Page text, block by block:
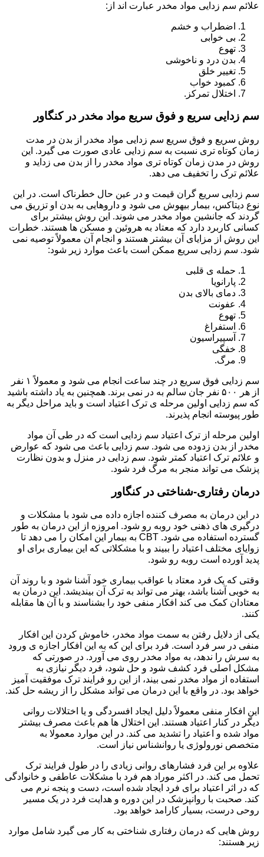
علائم سم زدایی مواد مخدر عبارت اند از:
اضطراب و خشم
بی خوابی
تهوع
بدن درد و ناخوشی
تغییر خلق
کمبود خواب
اختلال تمرکز.
سم زدایی سریع و فوق سریع مواد مخدر در کنگاور
روش سریع و فوق سریع سم زدایی مواد مخدر از بدن در مدت
زمان کوتاه تری نسبت به سم زدایی عادی صورت می گیرد. این
روش در مدن زمان کوتاه تری مواد مخدر را از بدن می زداید و
علائم ترک را تخفیف می دهد.
سم زدایی سریع گران قیمت و در عین حال خطرناک است. در این
نوع دیتاکس، بیمار بیهوش می شود و داروهایی به بدن او تزریق می
گردند که جانشین مواد مخدر می شوند. این روش بیشتر برای
کسانی کاربرد دارد که معتاد به هروئین و مسکن ها هستند. خطرات
این روش از مزایای آن بیشتر هستند و انجام آن معمولاً توصیه نمی
شود. سم زدایی سریع ممکن است باعث موارد زیر شود:
حمله ی قلبی
پارانویا
دمای بالای بدن
عفونت
تهوع
استفراغ
آسپیراسیون
خفگی
مرگ.
سم زدایی فوق سریع در چند ساعت انجام می شود و معمولاً ۱ نفر
از هر ۵۰۰ نفر جان سالم به در نمی برند. همچنین به یاد داشته باشید
که سم زدایی اولین مرحله ی ترک اعتیاد است و باید مراحل دیگر به
طور پیوسته انجام پذیرند.
اولین مرحله از ترک اعتیاد سم زدایی است که در طی آن مواد
مخدر از بدن زدوده می شود. سم زدایی باعث می شود که عوارض
و علائم ترک اعتیاد کمتر شود. سم زدایی در منزل و بدون نظارت
پزشک می تواند منجر به مرگ فرد شود.
درمان رفتاری-شناختی در کنگاور
در این درمان به مصرف کننده اجازه داده می شود با مشکلات و
درگیری های ذهنی خود روبه رو شود. امروزه از این درمان به طور
گسترده استفاده می شود. CBT به بیمار این امکان را می دهد تا
زوایای مختلف اعتیاد را ببیند و با مشکلاتی که این بیماری برای او
پدید آورده است روبه رو شود.
وقتی که یک فرد معتاد با عواقب بیماری خود آشنا شود و با روند آن
به خوبی آشنا باشد، بهتر می تواند به ترک آن بیندیشد. این درمان به
معتادان کمک می کند افکار منفی خود را بشناسند و با آن ها مقابله
کنند.
یکی از دلایل رفتن به سمت مواد مخدر، خاموش کردن این افکار
منفی در سر فرد است. فرد برای این که به این افکار اجازه ی ورود
به سرش را ندهد، به مواد مخدر روی می آورد. در صورتی که
مشکل اصلی فرد کشف شود و حل شود، فرد دیگر نیازی به
استفاده از مواد مخدر نمی بیند، از این رو فرایند ترک موفقیت آمیز
خواهد بود. در واقع با این درمان می تواند مشکل را از ریشه حل کند.
این افکار منفی معمولاً دلیل ایجاد افسردگی و یا اختلالات روانی
دیگر در کنار اعتیاد هستند. این اختلال ها هم باعث مصرف بیشتر
مواد شده و اعتیاد را تشدید می کند. در این موارد معمولا به
متخصص نورولوژی یا روانشناس نیاز است.
علاوه بر این فرد فشارهای روانی زیادی را در طول فرایند ترک
تحمل می کند. در اکثر موراد هم فرد با مشکلات عاطفی و خانوادگی
که در اثر اعتیاد برای فرد ایجاد شده است، دست و پنجه نرم می
کند. صحبت با روانپزشک در این دوره و هدایت فرد در یک مسیر
روحی درست، بسیار کارامد خواهد بود.
روش هایی که درمان رفتاری شناختی به کار می گیرد شامل موارد
زیر هستند: